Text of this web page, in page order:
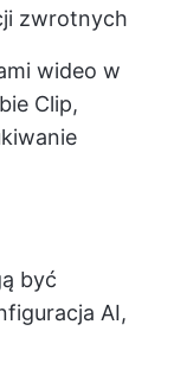
zwrotnych
wideo w
Clip,
być
AI,